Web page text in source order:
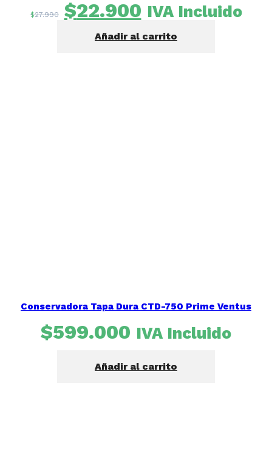
$27.990 El
precio
original
$22.900El
precio
actual
IVA Incluido
Añadir al carrito
Conservadora Tapa Dura CTD-750 Prime Ventus
$599.000 IVA Incluido
Añadir al carrito